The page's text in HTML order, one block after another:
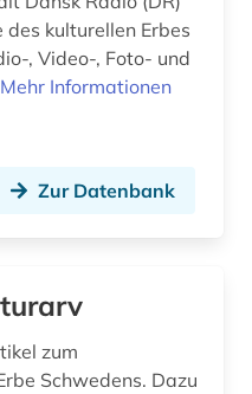
kulturellen Erbes
, Video-, Foto- und
Mehr Informationen
Zur Datenbank
zum
Schwedens. Dazu